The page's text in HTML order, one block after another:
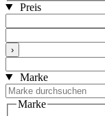
Preis
›
Marke
Marke